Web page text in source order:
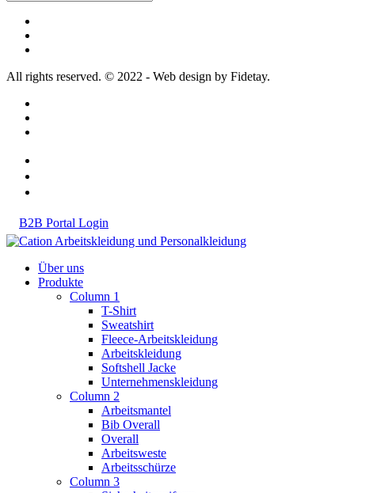
All rights reserved. © 2022 - Web design by Fidetay.
B2B Portal Login
Über uns
Produkte
Column 1
T-Shirt
Sweatshirt
Fleece-Arbeitskleidung
Arbeitskleidung
Softshell Jacke
Unternehmenskleidung
Column 2
Arbeitsmantel
Bib Overall
Overall
Arbeitsweste
Arbeitsschürze
Column 3